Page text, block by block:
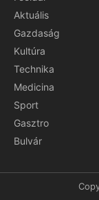
Aktuális
Gazdaság
Kultúra
Technika
Medicina
Sport
Gasztro
Bulvár